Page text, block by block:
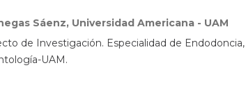
Sáenz, Universidad Americana - UAM
de Investigación. Especialidad de Endodoncia,
UAM.